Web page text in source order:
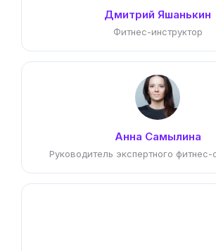
Дмитрий Яшанькин
Фитнес-инструктор
Анна Самылина
Руководитель экспертного